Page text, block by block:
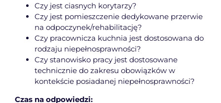
Czy jest ciasnych korytarzy?
Czy jest pomieszczenie dedykowane przerwie
na odpoczynek/rehabilitację?
Czy pracownicza kuchnia jest dostosowana do
rodzaju niepełnosprawności?
Czy stanowisko pracy jest dostosowane
technicznie do zakresu obowiązków w
kontekście posiadanej niepełnosprawności?
Czas na odpowiedzi: